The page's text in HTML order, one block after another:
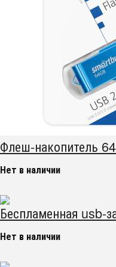
Флеш-накопитель
Нет в наличии
Беспламенная usb-
Нет в наличии